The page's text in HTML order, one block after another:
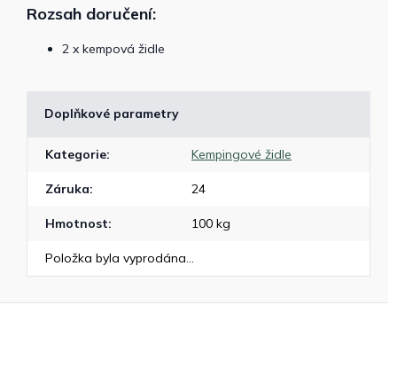
Rozsah doručení:
2 x kempová židle
Doplňkové parametry
Kategorie: Kempingové židle
Záruka: 24
Hmotnost: 100 kg
Položka byla vyprodána…